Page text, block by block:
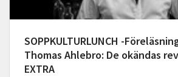
SOPPKULTURLUNCH -
Thomas Ahlebro: De okändas
EXTRA